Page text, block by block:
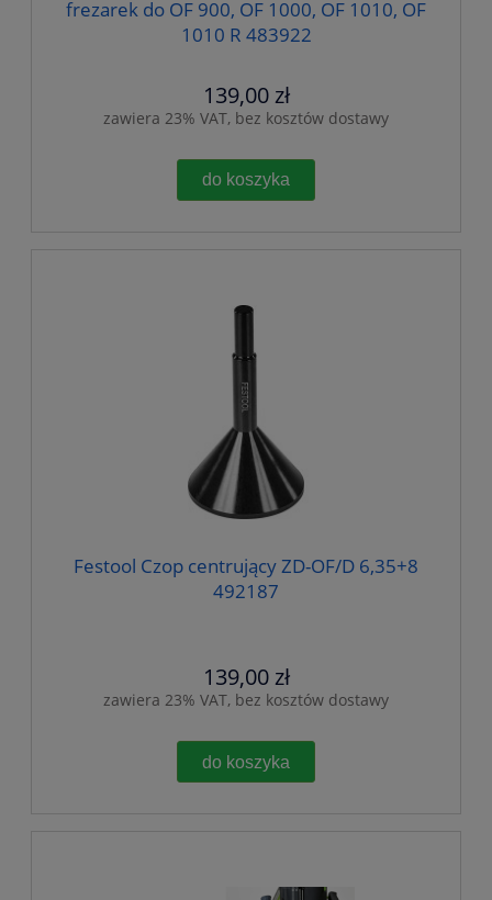
frezarek do OF 900, OF 1000, OF 1010, OF
1010 R 483922
139,00 zł
zawiera 23% VAT, bez kosztów dostawy
do koszyka
Festool Czop centrujący ZD-OF/D 6,35+8
492187
139,00 zł
zawiera 23% VAT, bez kosztów dostawy
do koszyka